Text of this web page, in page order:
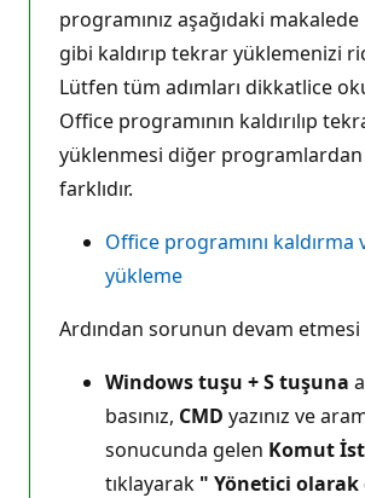
programınız aşağıdaki
gibi kaldırıp tekrar yüklemenizi
Lütfen tüm adımları dikkatlice
Office programının kaldırılıp
yüklenmesi diğer
farklıdır.
Office programını kaldırma
yükleme
Ardından sorunun devam
Windows tuşu + S tuşuna
basınız, CMD yazınız ve
sonucunda gelen Komut
tıklayarak " Yönetici olarak